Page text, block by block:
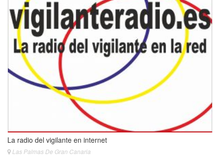
La radio del vigilante en internet
Las Palmas De Gran Canaria